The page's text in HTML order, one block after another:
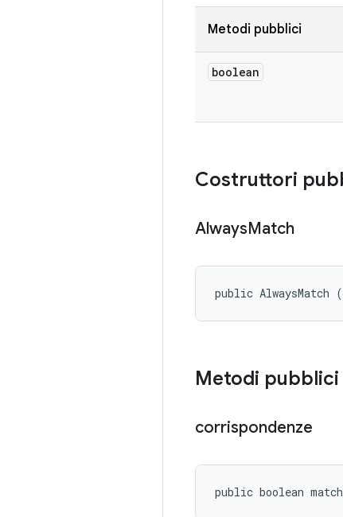
Metodi pubblici
boolean
Costruttori
AlwaysMatch
public AlwaysMatch
Metodi pubblici
corrispondenze
public boolean